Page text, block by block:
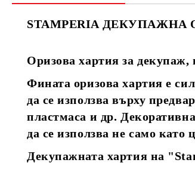
STAMPERIA ДЕКУПАЖНА
Оризова хартия за
Фината оризова хартия е
да се използва върху
пластмаса и др.
да се използва не само
Декупажната хартия на